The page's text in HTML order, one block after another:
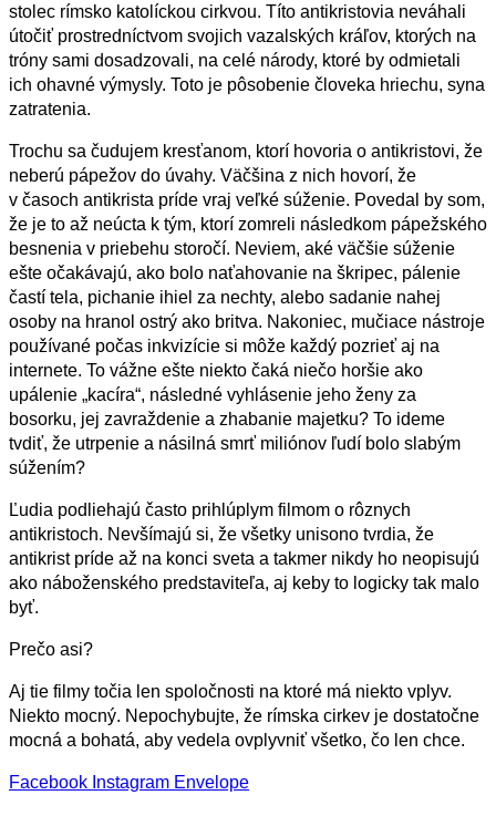
stolec rímsko katolíckou cirkvou. Títo antikristovia neváhali
útočiť prostredníctvom svojich vazalských kráľov, ktorých na
tróny sami dosadzovali, na celé národy, ktoré by odmietali
ich ohavné výmysly. Toto je pôsobenie človeka hriechu, syna
zatratenia.
Trochu sa čudujem kresťanom, ktorí hovoria o antikristovi, že
neberú pápežov do úvahy. Väčšina z nich hovorí, že
v časoch antikrista príde vraj veľké súženie. Povedal by som,
že je to až neúcta k tým, ktorí zomreli následkom pápežského
besnenia v priebehu storočí. Neviem, aké väčšie súženie
ešte očakávajú, ako bolo naťahovanie na škripec, pálenie
častí tela, pichanie ihiel za nechty, alebo sadanie nahej
osoby na hranol ostrý ako britva. Nakoniec, mučiace nástroje
používané počas inkvizície si môže každý pozrieť aj na
internete. To vážne ešte niekto čaká niečo horšie ako
upálenie „kacíra“, následné vyhlásenie jeho ženy za
bosorku, jej zavraždenie a zhabanie majetku? To ideme
tvdiť, že utrpenie a násilná smrť miliónov ľudí bolo slabým
súžením?
Ľudia podliehajú často prihlúplym filmom o rôznych
antikristoch. Nevšímajú si, že všetky unisono tvrdia, že
antikrist príde až na konci sveta a takmer nikdy ho neopisujú
ako náboženského predstaviteľa, aj keby to logicky tak malo
byť.
Prečo asi?
Aj tie filmy točia len spoločnosti na ktoré má niekto vplyv.
Niekto mocný. Nepochybujte, že rímska cirkev je dostatočne
mocná a bohatá, aby vedela ovplyvniť všetko, čo len chce.
Facebook Instagram Envelope